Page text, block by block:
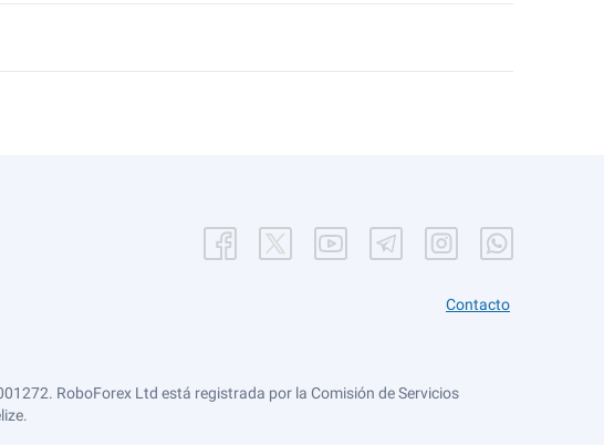
Contacto
RoboForex Ltd está registrada por la Comisión de Servicios